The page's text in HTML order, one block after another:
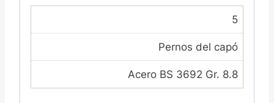
5
Pernos del capó
Acero BS 3692 Gr. 8.8